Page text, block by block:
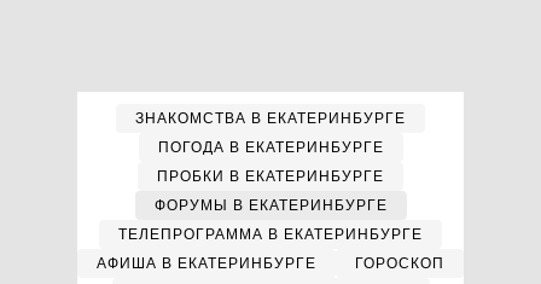
ЗНАКОМСТВА В ЕКАТЕРИНБУРГЕ
ПОГОДА В ЕКАТЕРИНБУРГЕ
ПРОБКИ В ЕКАТЕРИНБУРГЕ
ФОРУМЫ В ЕКАТЕРИНБУРГЕ
ТЕЛЕПРОГРАММА В ЕКАТЕРИНБУРГЕ
АФИША В ЕКАТЕРИНБУРГЕ
ГОРОСКОП